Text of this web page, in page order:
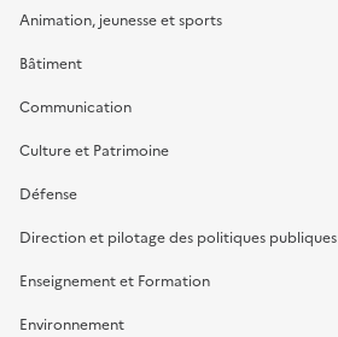
Animation, jeunesse et sports
Bâtiment
Communication
Culture et Patrimoine
Défense
Direction et pilotage des politiques publiques
Enseignement et Formation
Environnement